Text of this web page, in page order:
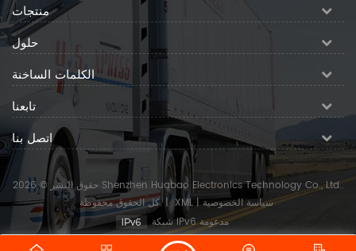
منتجات
حلول
الكلمات الساخنة
تابعنا
اتصل بنا
حقوق النشر © 2026 Shenzhen Huabao Electronics Technology Co., Ltd..
كل الحقوق محفوظة.| XML | سياسة الخصوصية
شبكة IPv6 مدعومة